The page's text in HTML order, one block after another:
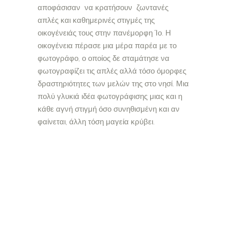
αποφάσισαν να κρατήσουν ζωντανές
απλές και καθημερινές στιγμές της
οικογένειάς τους στην πανέμορφη Ίο. Η
οικογένεια πέρασε μια μέρα παρέα με το
φωτογράφο, ο οποίος δε σταμάτησε να
φωτογραφίζει τις απλές αλλά τόσο όμορφες
δραστηριότητες των μελών της στο νησί. Μια
πολύ γλυκιά ιδέα φωτογράφισης μιας και η
κάθε αγνή στιγμή όσο συνηθισμένη και αν
φαίνεται, άλλη τόση μαγεία κρύβει.